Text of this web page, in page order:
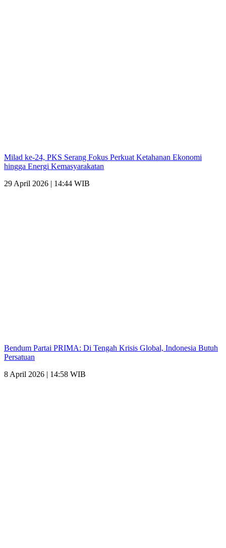
Milad ke-24, PKS Serang Fokus Perkuat Ketahanan Ekonomi
hingga Energi Kemasyarakatan
29 April 2026 | 14:44 WIB
Bendum Partai PRIMA: Di Tengah Krisis Global, Indonesia Butuh
Persatuan
8 April 2026 | 14:58 WIB